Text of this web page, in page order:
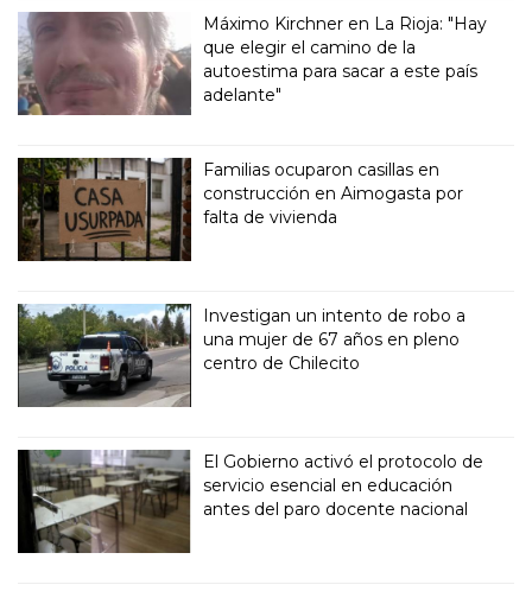
Máximo Kirchner en La Rioja: "Hay
que elegir el camino de la
autoestima para sacar a este país
adelante"
Familias ocuparon casillas en
construcción en Aimogasta por
falta de vivienda
Investigan un intento de robo a
una mujer de 67 años en pleno
centro de Chilecito
El Gobierno activó el protocolo de
servicio esencial en educación
antes del paro docente nacional